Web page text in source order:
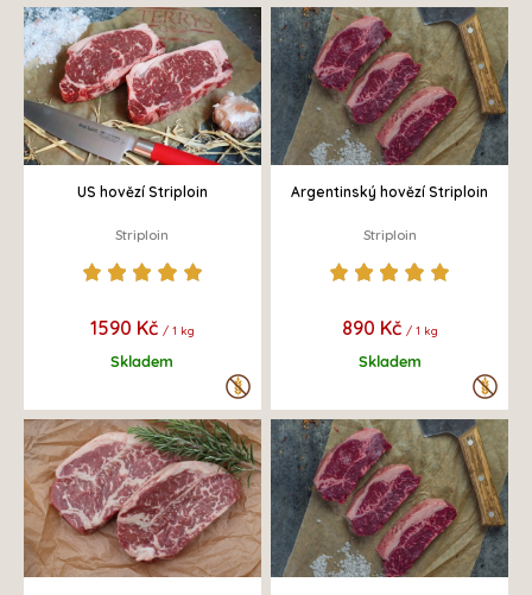
US hovězí Striploin
Striploin
1590 Kč / 1 kg
Skladem
Argentinský hovězí Striploin
Striploin
890 Kč / 1 kg
Skladem